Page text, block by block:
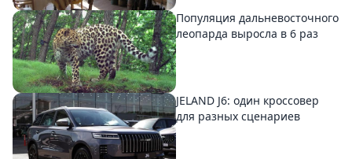
Популяция дальневосточного
леопарда выросла в 6 раз
JELAND J6: один кроссовер
для разных сценариев